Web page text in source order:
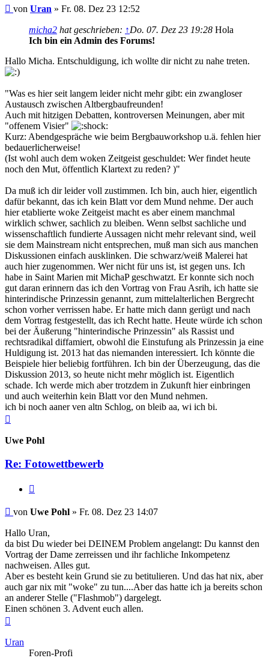
Beitrag
von Uran » Fr. 08. Dez 23 12:52
micha2 hat geschrieben: ↑Do. 07. Dez 23 19:28 Hola
Ich bin ein Admin des Forums!
Hallo Micha. Entschuldigung, ich wollte dir nicht zu nahe treten.
"Was es hier seit langem leider nicht mehr gibt: ein zwangloser
Austausch zwischen Altbergbaufreunden!
Auch mit hitzigen Debatten, kontroversen Meinungen, aber mit
"offenem Visier"
Kurz: Abendgespräche wie beim Bergbauworkshop u.ä. fehlen hier
bedauerlicherweise!
(Ist wohl auch dem woken Zeitgeist geschuldet: Wer findet heute
noch den Mut, öffentlich Klartext zu reden? )"
Da muß ich dir leider voll zustimmen. Ich bin, auch hier, eigentlich
dafür bekannt, das ich kein Blatt vor dem Mund nehme. Der auch
hier etablierte woke Zeitgeist macht es aber einem manchmal
wirklich schwer, sachlich zu bleiben. Wenn selbst sachliche und
wissenschaftlich fundierte Aussagen nicht mehr relevant sind, weil
sie dem Mainstream nicht entsprechen, muß man sich aus manchen
Diskussionen einfach ausklinken. Die schwarz/weiß Malerei hat
auch hier zugenommen. Wer nicht für uns ist, ist gegen uns. Ich
habe in Saint Marien mit MichaP geschwatzt. Er konnte sich noch
gut daran erinnern das ich den Vortrag von Frau Asrih, ich hatte sie
hinterindische Prinzessin genannt, zum mittelalterlichen Bergrecht
schon vorher verrissen habe. Er hatte mich dann gerügt und nach
dem Vortrag festgestellt, das ich Recht hatte. Heute würde ich schon
bei der Äußerung "hinterindische Prinzessin" als Rassist und
rechtsradikal diffamiert, obwohl die Einstufung als Prinzessin ja eine
Huldigung ist. 2013 hat das niemanden interessiert. Ich könnte die
Beispiele hier beliebig fortführen. Ich bin der Überzeugung, das die
Diskussion 2013, so heute nicht mehr möglich ist. Eigentlich
schade. Ich werde mich aber trotzdem in Zukunft hier einbringen
und auch weiterhin kein Blatt vor den Mund nehmen.
ich bi noch aaner ven altn Schlog, on bleib aa, wi ich bi.
Uwe Pohl
Re: Fotowettbewerb
Beitrag
von Uwe Pohl » Fr. 08. Dez 23 14:07
Hallo Uran,
da bist Du wieder bei DEINEM Problem angelangt: Du kannst den
Vortrag der Dame zerreissen und ihr fachliche Inkompetenz
nachweisen. Alles gut.
Aber es besteht kein Grund sie zu betitulieren. Und das hat nix, aber
auch gar nix mit "woke" zu tun....Aber das hatte ich ja bereits schon
an anderer Stelle ("Flashmob") dargelegt.
Einen schönen 3. Advent euch allen.
Uran
Foren-Profi